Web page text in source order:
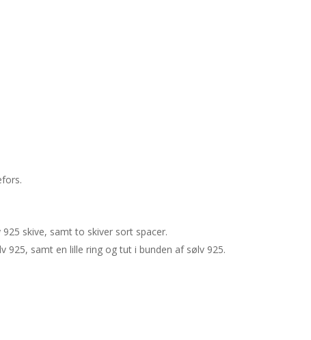
skive, samt to skiver sort spacer.
925, samt en lille ring og tut i bunden af sølv 925.